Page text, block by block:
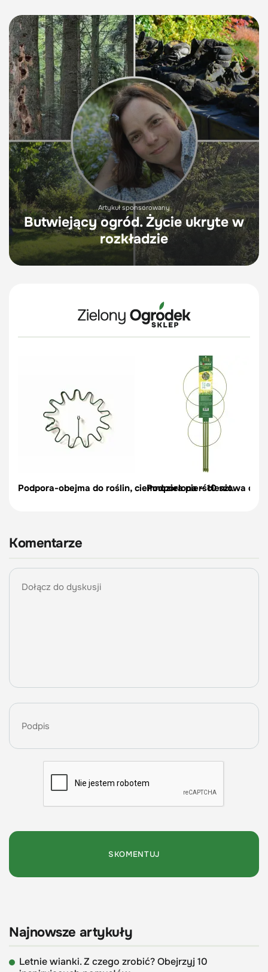
Artykuł sponsorowany
Butwiejący ogród. Życie ukryte w
rozkładzie
Podpora-obejma do roślin, ciemnozielona – 10 szt.
Podpora pierścieniowa do
Komentarze
Najnowsze artykuły
Letnie wianki. Z czego zrobić? Obejrzyj 10